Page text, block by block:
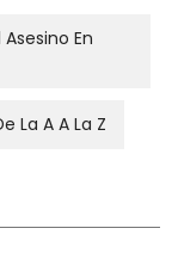
En
La A A La Z